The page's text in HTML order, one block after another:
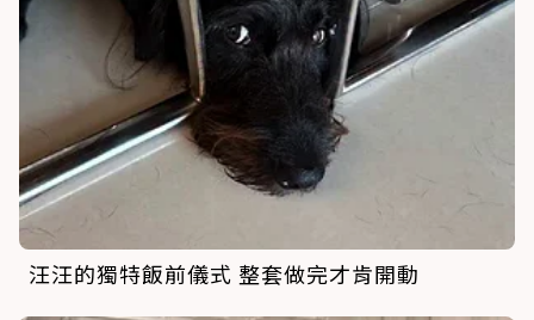
汪汪的獨特飯前儀式 整套做完才肯開動